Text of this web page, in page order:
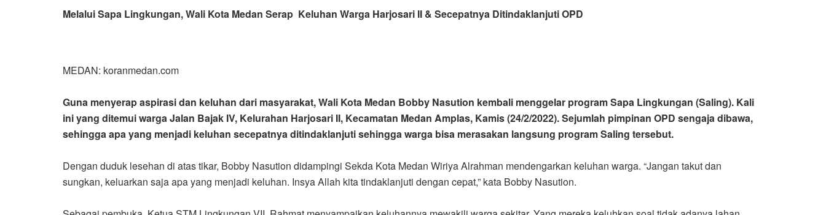
Melalui Sapa Lingkungan, Wali Kota Medan Serap Keluhan Warga Harjosari II & Secepatnya Ditindaklanjuti OPD
MEDAN: koranmedan.com
Guna menyerap aspirasi dan keluhan dari masyarakat, Wali Kota Medan Bobby Nasution kembali menggelar program Sapa Lingkungan (Saling). Kali
ini yang ditemui warga Jalan Bajak IV, Kelurahan Harjosari II, Kecamatan Medan Amplas, Kamis (24/2/2022). Sejumlah pimpinan OPD sengaja dibawa,
sehingga apa yang menjadi keluhan secepatnya ditindaklanjuti sehingga warga bisa merasakan langsung program Saling tersebut.
Dengan duduk lesehan di atas tikar, Bobby Nasution didampingi Sekda Kota Medan Wiriya Alrahman mendengarkan keluhan warga. “Jangan takut dan
sungkan, keluarkan saja apa yang menjadi keluhan. Insya Allah kita tindaklanjuti dengan cepat,” kata Bobby Nasution.